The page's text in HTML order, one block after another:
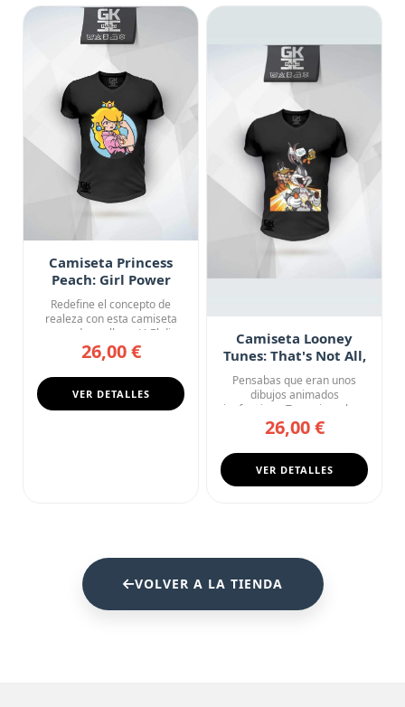
Camiseta Princess
Peach: Girl Power
Redefine el concepto de
realeza con esta camiseta
negra de cuello en V. El di...
26,00 €
VER DETALLES
Camiseta Looney
Tunes: That's Not All,
Pensabas que eran unos
dibujos animados
inofensivos. Te equivocabas.
Esta cam...
26,00 €
VER DETALLES
VOLVER A LA TIENDA